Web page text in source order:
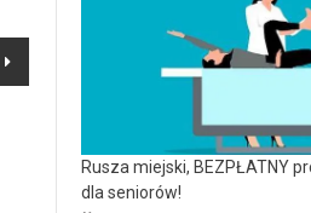
Rusza miejski, BEZPŁATNY
dla seniorów!